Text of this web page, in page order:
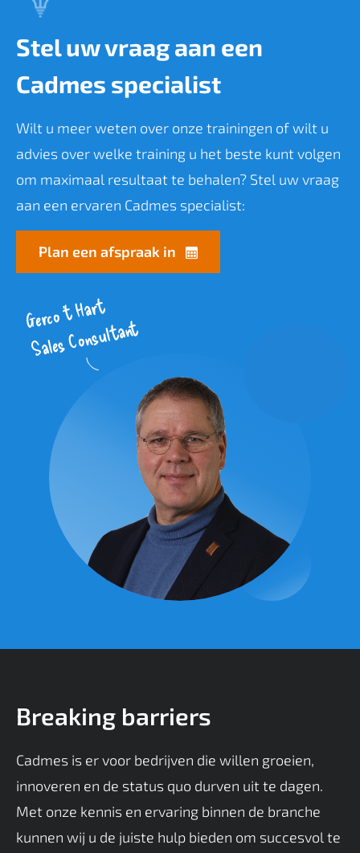
Stel uw vraag aan een
Cadmes specialist
Wilt u meer weten over onze trainingen of wilt u
advies over welke training u het beste kunt volgen
om maximaal resultaat te behalen? Stel uw vraag
aan een ervaren Cadmes specialist:
Plan een afspraak in
Gerco 't Hart
Sales Consultant
Breaking barriers
Cadmes is er voor bedrijven die willen groeien,
innoveren en de status quo durven uit te dagen.
Met onze kennis en ervaring binnen de branche
kunnen wij u de juiste hulp bieden om succesvol te